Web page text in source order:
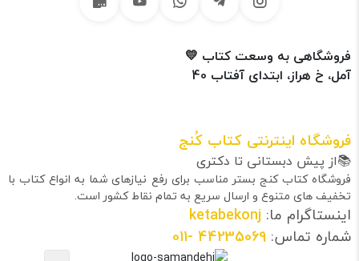
فروشگاهی به وسعت کتاب 💛
آمل، خ هراز، ابتدای آفتاب 40
فروشگاه اینترنتی کتاب کُنج
📚از پیش دبستانی تا دکتری
فروشگاه کتاب کنج بستر مناسب برای رفع نیازهای شما به انواع کتاب با
تخفیف های متنوع و ارسال سریع به تمام نقاط کشور است.
اینستاگرام ما: ketabekonj
شماره تماس: 44235069
-011